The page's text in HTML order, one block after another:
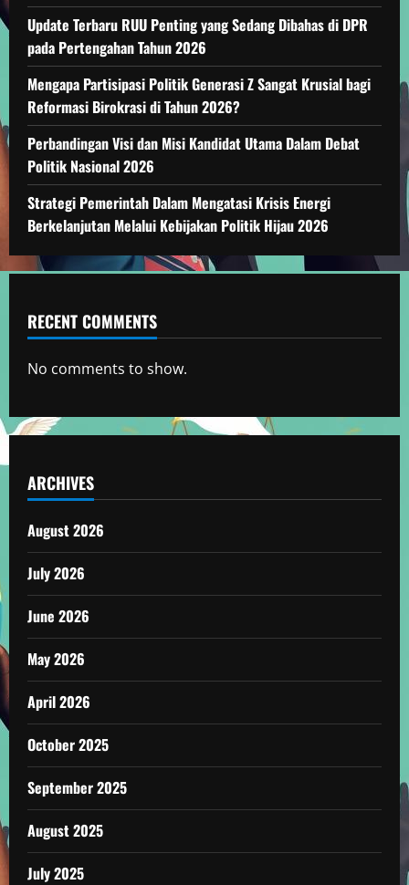
Update Terbaru RUU Penting yang Sedang Dibahas di DPR
pada Pertengahan Tahun 2026
Mengapa Partisipasi Politik Generasi Z Sangat Krusial bagi
Reformasi Birokrasi di Tahun 2026?
Perbandingan Visi dan Misi Kandidat Utama Dalam Debat
Politik Nasional 2026
Strategi Pemerintah Dalam Mengatasi Krisis Energi
Berkelanjutan Melalui Kebijakan Politik Hijau 2026
RECENT COMMENTS
No comments to show.
ARCHIVES
August 2026
July 2026
June 2026
May 2026
April 2026
October 2025
September 2025
August 2025
July 2025